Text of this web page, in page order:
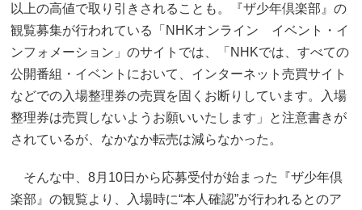
以上の高値で取り引きされることも。『ザ少年倶楽部』の
観覧募集が行われている「NHKオンライン イベント・イ
ンフォメーション」のサイトでは、「NHKでは、すべての
公開番組・イベントにおいて、インターネット売買サイト
などでの入場整理券の売買を固くお断りしています。入場
整理券は売買しないようお願いいたします」と注意書きが
されているが、なかなか転売は減らなかった。
そんな中、8月10日から応募受付が始まった『ザ少年倶
楽部』の観覧より、入場時に“本人確認”が行われるとのア